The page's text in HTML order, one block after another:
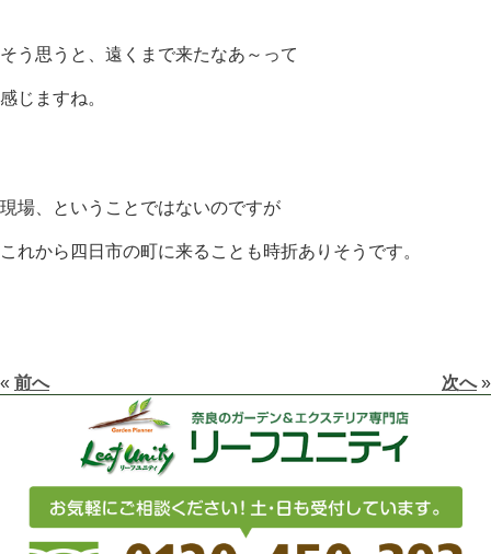
そう思うと、遠くまで来たなあ～って
感じますね。
現場、ということではないのですが
これから四日市の町に来ることも時折ありそうです。
« 前へ 次へ»